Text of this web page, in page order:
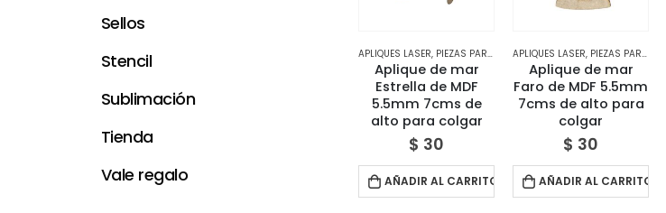
APLIQUES LASER, PIEZAS PARA DECORAR ,TIENDA
Aplique de mar
Estrella de MDF
5.5mm 7cms de
alto para colgar
$ 30
AÑADIR AL CARRITO
APLIQUES LASER, PIEZAS PARA DECORAR
Aplique de mar
Faro de MDF 5.5mm
7cms de alto para
colgar
$ 30
AÑADIR AL CARRITO
Sellos
Stencil
Sublimación
Tienda
Vale regalo